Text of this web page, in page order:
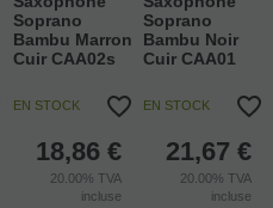
Soprano
Bambu Marron
Cuir CAA02s
EN STOCK
18,86 €
20.00% TVA
incluse
Soprano
Bambu Noir
Cuir CAA01
EN STOCK
21,67 €
20.00%TVA
incluse